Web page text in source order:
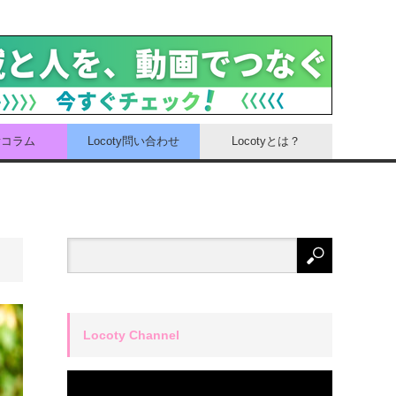
ラム Locoty問い合わせ Locotyとは？
Locoty Channel